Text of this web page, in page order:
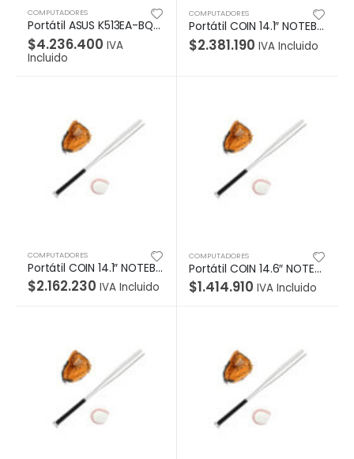
COMPUTADORES
Portátil ASUS K513EA-BQ2213 Intel® Core™ i7-1165G7 ,15.6″» FHD, 8GB, 512 SSD,Sistema Operativo Endless, Indie Black.
$4.236.400 IVA
Incluido
COMPUTADORES
Portátil COIN 14.1″ NOTEBOOK PC 8+256GB WIN HOME 11, Pantalla 14,1″, 1366*768 TN Intel Core i5 8259U
$2.381.190 IVA Incluido
COMPUTADORES
Portátil COIN 14.1″ NOTEBOOK PC 4+256GB WIN HOME 11, Pantalla 14″, 1366*768 TN Intel Core i3 10110U
$2.162.230 IVA Incluido
COMPUTADORES
Portátil COIN 14.6″ NOTEBOOK PC 4+256GB WIN HOME 11, Pantalla 14,6″, 1366*768 TN Intel Celeron N 4020,
$1.414.910 IVA Incluido